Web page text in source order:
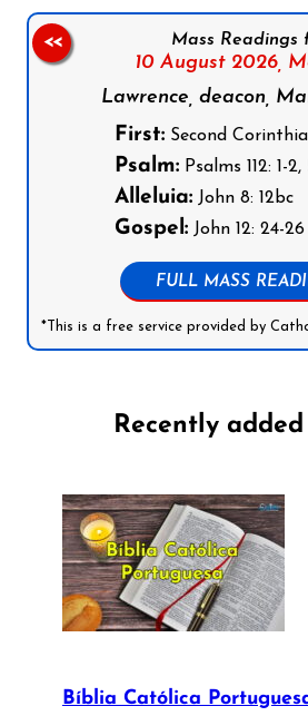
Mass Readings
10 August 2026,
Lawrence, deacon,
First: Second
Psalm: Psalms 112: 1-
Alleluia: John 8: 12bc
Gospel: John 12: 24-26
FULL MASS
*This is a free service provided by
<<
Recently
Bíblia Católica